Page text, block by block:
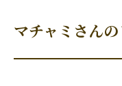
マチャミさん